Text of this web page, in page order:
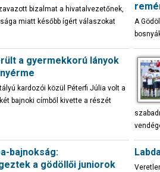
bizalmat a hivatalvezetőnek,
miatt később ígért válaszokat
A
a gyermekkorú lányok
kardozói közül Péterfi Júlia volt a
bajnoki címből kivette a részét
bajnokság:
a gödöllői juniorok